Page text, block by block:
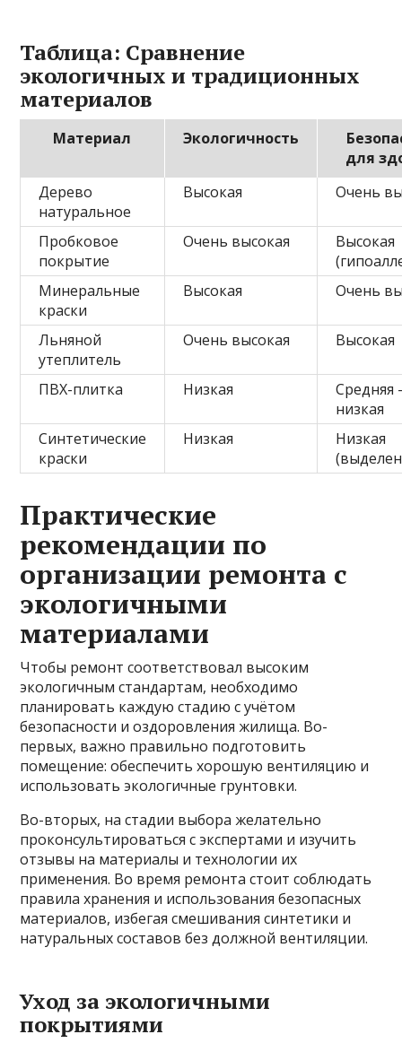
Таблица: Сравнение
экологичных и традиционных
материалов
Материал Экологичность
для
Дерево
натуральное
Высокая Очень
Пробковое
покрытие
Очень высокая
Высокая
Минеральные
краски
Высокая Очень
Льняной
утеплитель
Очень высокая Высокая
ПВХ-плитка Низкая
низкая
Синтетические
краски
Низкая
Низкая
Практические
рекомендации по
организации ремонта с
экологичными
материалами
Чтобы ремонт соответствовал высоким
экологичным стандартам, необходимо
планировать каждую стадию с учётом
безопасности и оздоровления жилища. Во-
первых, важно правильно подготовить
помещение: обеспечить хорошую вентиляцию и
использовать экологичные грунтовки.
Во-вторых, на стадии выбора желательно
проконсультироваться с экспертами и изучить
отзывы на материалы и технологии их
применения. Во время ремонта стоит соблюдать
правила хранения и использования безопасных
материалов, избегая смешивания синтетики и
натуральных составов без должной вентиляции.
Уход за экологичными
покрытиями